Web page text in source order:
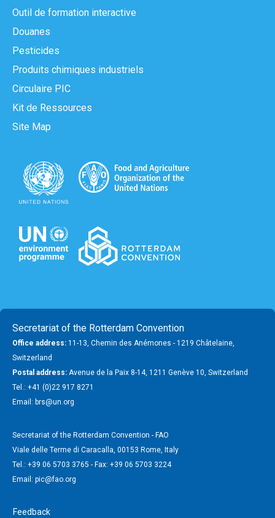
Outil de formation interactive
Douanes
Pesticides
Produits chimiques industriels
Circulaire PIC
Kit de Ressources
Site Map
Secretariat of the Rotterdam Convention
Office address: 11-13, Chemin des Anémones - 1219 Châtelaine,
Switzerland
Postal address: Avenue de la Paix 8-14, 1211 Genève 10, Switzerland
Tel.: +41 (0)22 917 8271
Email: brs@un.org
Secretariat of the Rotterdam Convention - FAO
Viale delle Terme di Caracalla, 00153 Rome, Italy
Tel.: +39 06 5703 3765 - Fax: +39 06 5703 3224
Email: pic@fao.org
Feedback